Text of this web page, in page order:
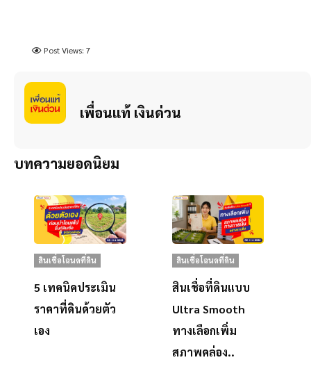
Post Views: 7
เพื่อนแท้ เงินด่วน
บทความยอดนิยม
สินเชื่อโฉนดที่ดิน
5 เทคนิคประเมิน
ราคาที่ดินด้วยตัว
เอง
สินเชื่อโฉนดที่ดิน
สินเชื่อที่ดินแบบ
Ultra Smooth
ทางเลือกเพิ่ม
สภาพคล่อง..